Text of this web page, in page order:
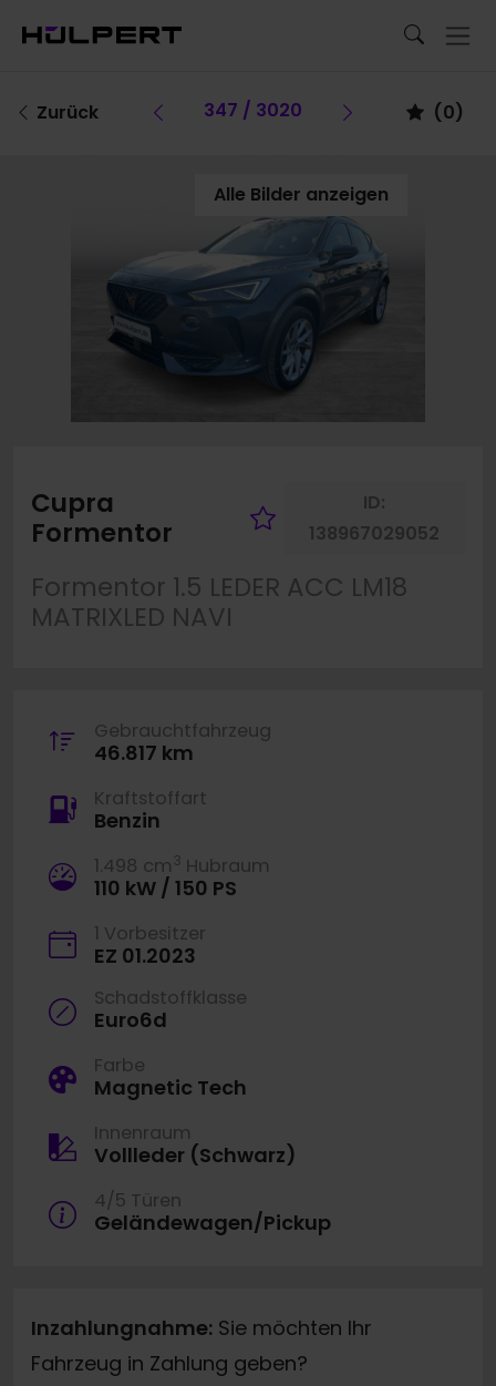
Zurück Vorheriges Fahrzeug
347 / 3020 Vorheriges
(0)
Alle Bilder anzeigen
Cupra
Formentor
Fahrzeug
ID:
138967029052
Formentor 1.5 LEDER ACC LM18
MATRIXLED NAVI
Gebrauchtfahrzeug
46.817 km
Kraftstoffart
Benzin
1.498 cm 3 Hubraum
110 kW / 150 PS
1 Vorbesitzer
EZ 01.2023
Schadstoffklasse
Euro6d
Farbe
Magnetic Tech
Innenraum
Vollleder (Schwarz)
4/5 Türen
Geländewagen/Pickup
Inzahlungnahme: Sie möchten Ihr
Fahrzeug in Zahlung geben?